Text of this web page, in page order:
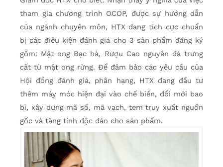
tham gia chương trình OCOP, được sự hướng dẫn
của ngành chuyên môn, HTX đang tích cực chuẩn
bị các điều kiện đánh giá cho 3 sản phẩm đăng ký
gồm: Mật ong Bạc hà, Rượu Cao nguyên đá trưng
cất từ mật ong rừng. Để đảm bảo các yêu cầu của
Hội đồng đánh giá, phân hạng, HTX đang đầu tư
thêm máy móc hiện đại vào chế biến, đổi mới bao
bì, xây dựng mã số, mã vạch, tem truy xuất nguồn
gốc và tăng tính độc đáo cho sản phẩm.